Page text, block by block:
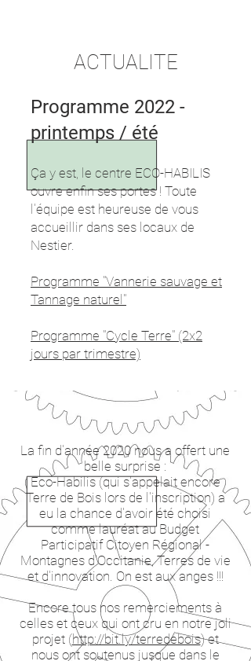
ACTUALITE
Programme 2022 -
printemps / été
Ça y est, le centre ECO-HABILIS
ouvre enfin ses portes ! Toute
l'équipe est heureuse de vous
accueillir dans ses locaux de
Nestier.
Programme "Vannerie sauvage et
Tannage naturel"
Programme "Cycle Terre" (2x2
jours par trimestre)
La fin d'année 2020 nous a offert une
belle surprise :
Eco-Habilis (qui s'appelait encore
Terre de Bois lors de l'inscription) a
eu la chance d'avoir été choisi
comme lauréat au Budget
Participatif Citoyen Régional -
Montagnes d'Occitanie, Terres de vie
et d'innovation. On est aux anges !!!
Encore tous nos remerciements à
celles et ceux qui ont cru en notre joli
projet (http://bit.ly/terredebois) et
nous ont soutenus jusque dans le